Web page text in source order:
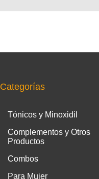
Categorías
Tónicos y Minoxidil
Complementos y Otros
Productos
Combos
Para Mujer